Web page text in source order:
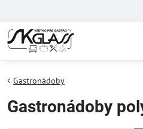
Gastronádoby
Gastronádoby